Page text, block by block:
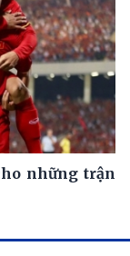
những trận